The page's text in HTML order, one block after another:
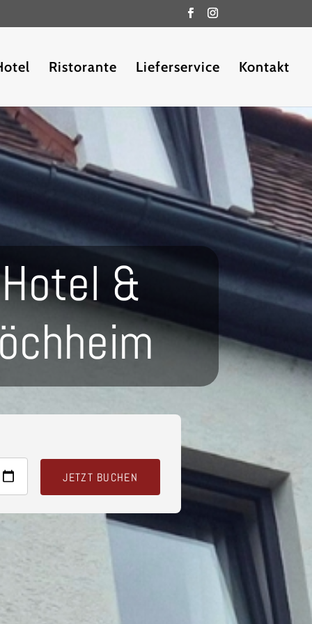
Ristorante Lieferservice Kontakt
&
JETZT BUCHEN